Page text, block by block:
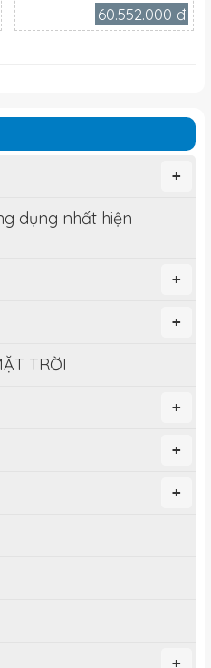
60.552.000 đ
+
dụng nhất hiện
+
+
TRỜI
+
+
+
+